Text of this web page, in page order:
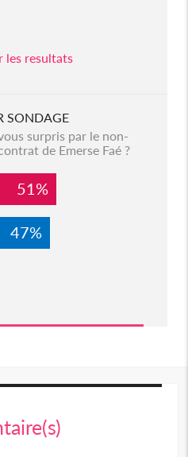
les resultats
SONDAGE
surpris par le non-
de Emerse Faé ?
51%
47%